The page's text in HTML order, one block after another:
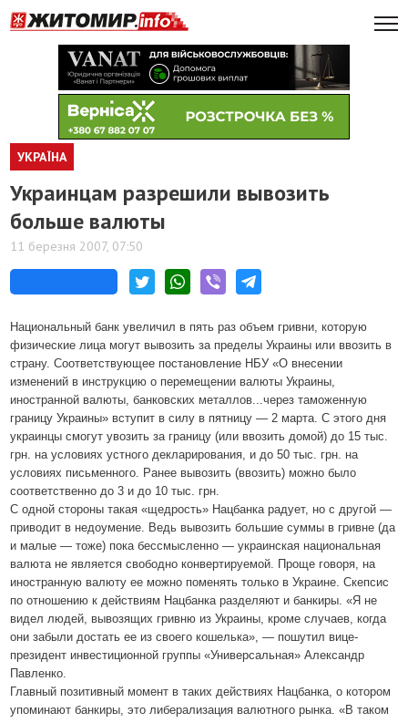
УКРАЇНА
Украинцам разрешили вывозить
больше валюты
11 березня 2007, 07:50
Национальный банк увеличил в пять раз объем гривни, которую
физические лица могут вывозить за пределы Украины или ввозить в
страну. Соответствующее постановление НБУ «О внесении
изменений в инструкцию о перемещении валюты Украины,
иностранной валюты, банковских металлов...через таможенную
границу Украины» вступит в силу в пятницу — 2 марта. С этого дня
украинцы смогут увозить за границу (или ввозить домой) до 15 тыс.
грн. на условиях устного декларирования, и до 50 тыс. грн. на
условиях письменного. Ранее вывозить (ввозить) можно было
соответственно до 3 и до 10 тыс. грн.
С одной стороны такая «щедрость» Нацбанка радует, но с другой —
приводит в недоумение. Ведь вывозить большие суммы в гривне (да
и малые — тоже) пока бессмысленно — украинская национальная
валюта не является свободно конвертируемой. Проще говоря, на
иностранную валюту ее можно поменять только в Украине. Скепсис
по отношению к действиям Нацбанка разделяют и банкиры. «Я не
видел людей, вывозящих гривню из Украины, кроме случаев, когда
они забыли достать ее из своего кошелька», — пошутил вице-
президент инвестиционной группы «Универсальная» Александр
Павленко.
Главный позитивный момент в таких действиях Нацбанка, о котором
упоминают банкиры, это либерализация валютного рынка. «В таком